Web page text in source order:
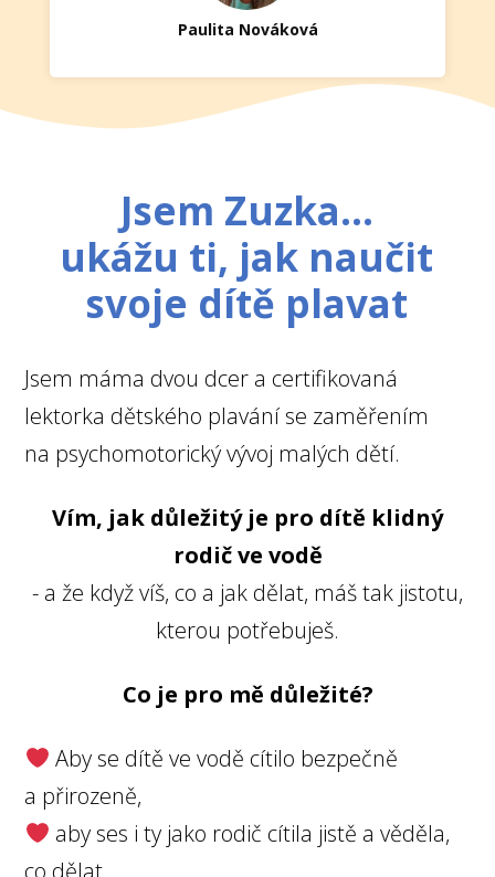
Paulita Nováková
Jsem Zuzka...
ukážu ti, jak naučit
svoje dítě plavat
Jsem máma dvou dcer a certifikovaná
lektorka dětského plavání se zaměřením
na psychomotorický vývoj malých dětí.
Vím, jak důležitý je pro dítě klidný
rodič ve vodě
- a že když víš, co a jak dělat, máš tak jistotu,
kterou potřebuješ.
Co je pro mě důležité?
Aby se dítě ve vodě cítilo bezpečně
a přirozeně,
aby ses i ty jako rodič cítila jistě a věděla,
co dělat,